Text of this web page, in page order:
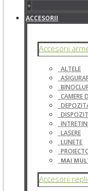
+
ACCESORII
Accesorii
ALTELE
CAMERE
LASERE
LUNETE
MAI
Accesorii